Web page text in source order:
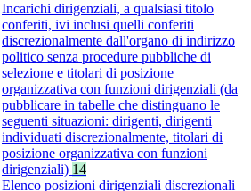
Incarichi dirigenziali, a qualsiasi titolo
conferiti, ivi inclusi quelli conferiti
discrezionalmente dall'organo di indirizzo
politico senza procedure pubbliche di
selezione e titolari di posizione
organizzativa con funzioni dirigenziali (da
pubblicare in tabelle che distinguano le
seguenti situazioni: dirigenti, dirigenti
individuati discrezionalmente, titolari di
posizione organizzativa con funzioni
dirigenziali) 14
Elenco posizioni dirigenziali discrezionali